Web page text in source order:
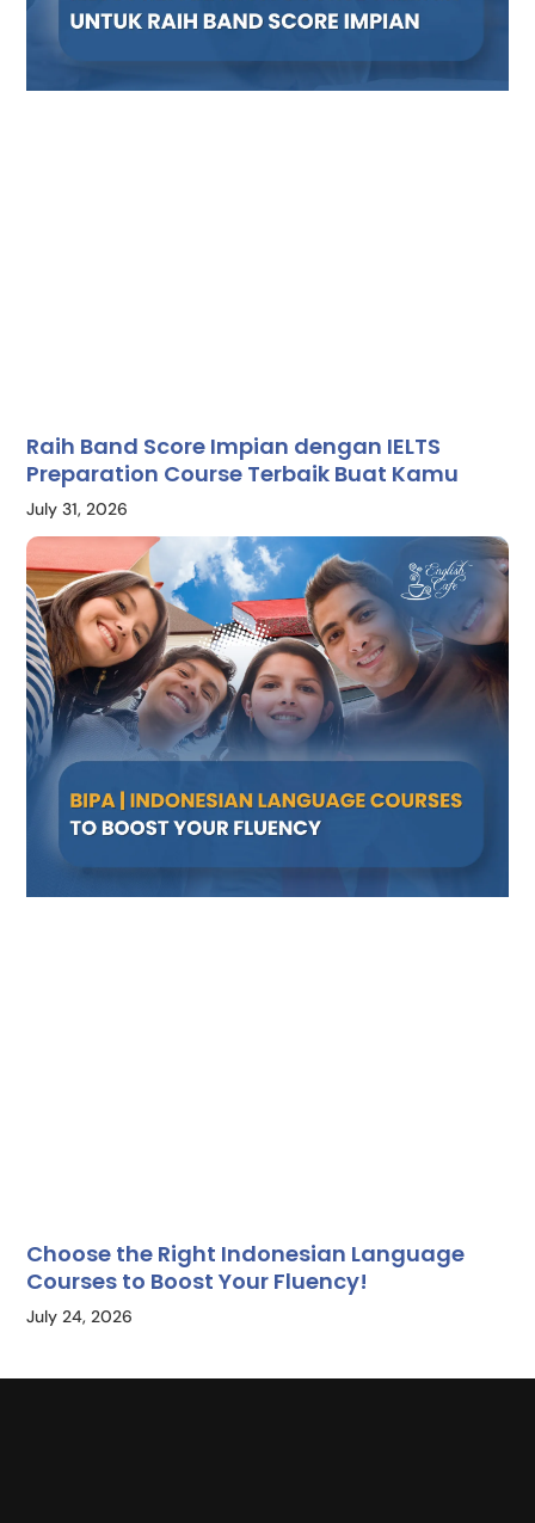
Raih Band Score Impian dengan IELTS
Preparation Course Terbaik Buat Kamu
July 31, 2026
Choose the Right Indonesian Language
Courses to Boost Your Fluency!
July 24, 2026